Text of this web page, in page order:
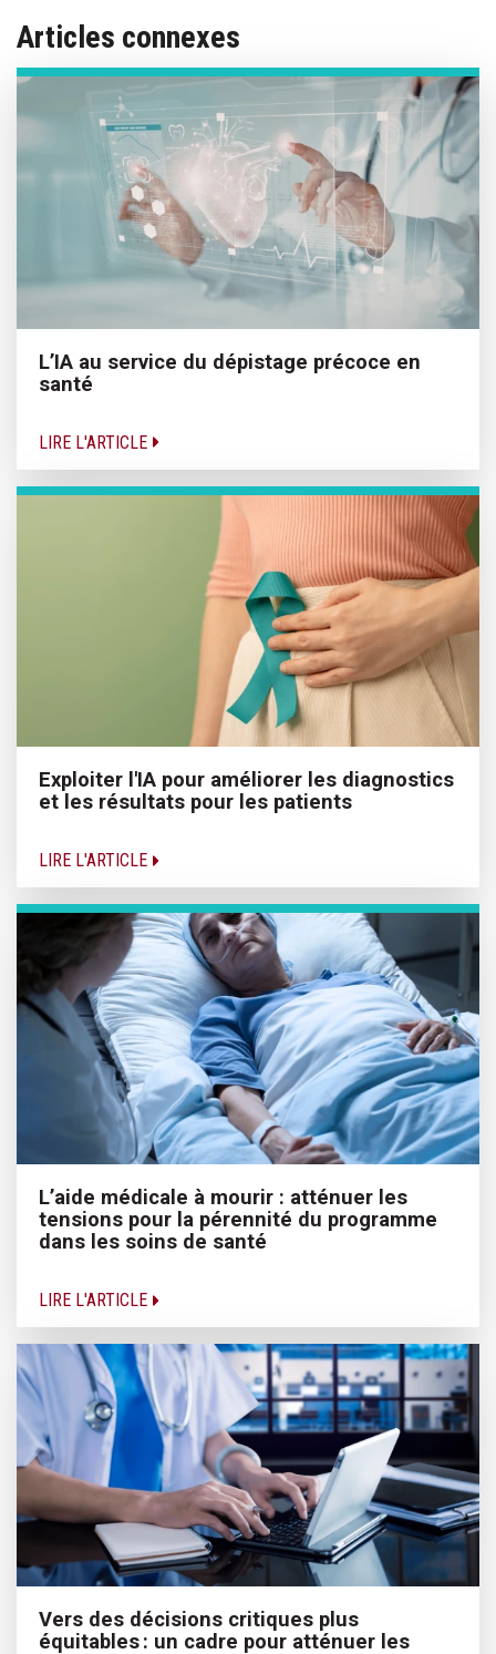
Articles connexes
L’IA au service du dépistage précoce en
santé
LIRE L'ARTICLE
Exploiter l'IA pour améliorer les diagnostics
et les résultats pour les patients
LIRE L'ARTICLE
L’aide médicale à mourir : atténuer les
tensions pour la pérennité du programme
dans les soins de santé
LIRE L'ARTICLE
Vers des décisions critiques plus
équitables : un cadre pour atténuer les